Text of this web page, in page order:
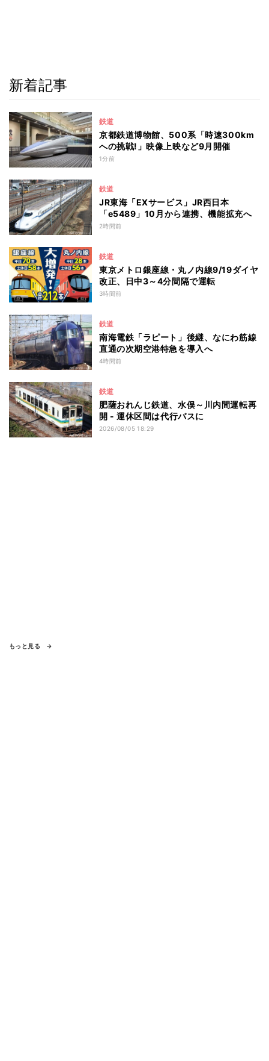
新着記事
鉄道
京都鉄道博物館、500系「時速300km
への挑戦!」映像上映など9月開催
1分前
鉄道
JR東海「EXサービス」JR西日本
「e5489」10月から連携、機能拡充へ
2時間前
鉄道
東京メトロ銀座線・丸ノ内線9/19ダイヤ
改正、日中3～4分間隔で運転
3時間前
鉄道
南海電鉄「ラピート」後継、なにわ筋線
直通の次期空港特急を導入へ
4時間前
鉄道
肥薩おれんじ鉄道、水俣～川内間運転再
開 - 運休区間は代行バスに
2026/08/05 18:29
もっと見る